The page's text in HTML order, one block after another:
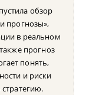
обзор
прогнозы»,
в реальном
прогноз
понять,
и риски